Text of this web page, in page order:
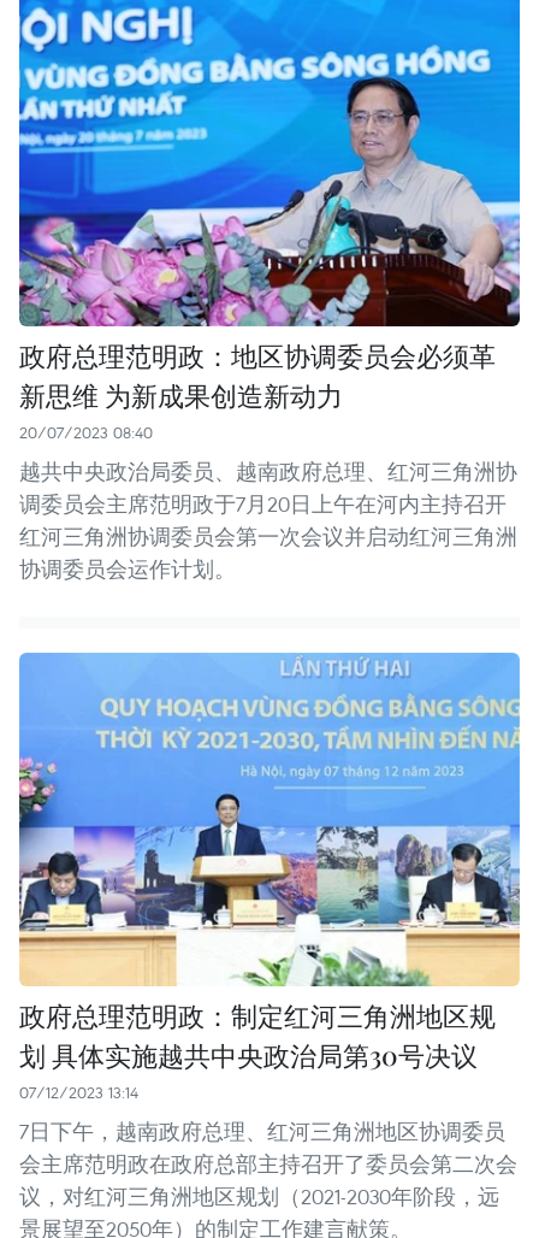
政府总理范明政：地区协调委员会必须革
新思维 为新成果创造新动力
20/07/2023 08:40
越共中央政治局委员、越南政府总理、红河三角洲协
调委员会主席范明政于7月20日上午在河内主持召开
红河三角洲协调委员会第一次会议并启动红河三角洲
协调委员会运作计划。
政府总理范明政：制定红河三角洲地区规
划 具体实施越共中央政治局第30号决议
07/12/2023 13:14
7日下午，越南政府总理、红河三角洲地区协调委员
会主席范明政在政府总部主持召开了委员会第二次会
议，对红河三角洲地区规划（2021-2030年阶段，远
景展望至2050年）的制定工作建言献策。